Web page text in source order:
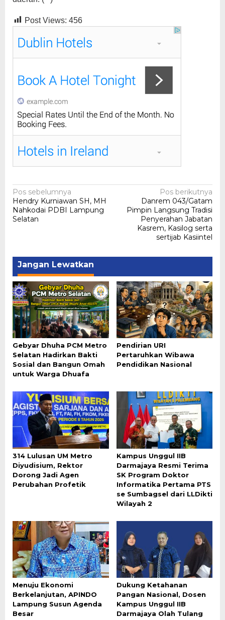
Post Views: 456
Navigasi
pos
Pos sebelumnya
Hendry Kurniawan SH, MH
Nahkodai PDBI Lampung
Selatan
Pos berikutnya
Danrem 043/Gatam
Pimpin Langsung Tradisi
Penyerahan Jabatan
Kasrem, Kasilog serta
sertijab Kasiintel
Jangan Lewatkan
Gebyar Dhuha PCM Metro
Selatan Hadirkan Bakti
Sosial dan Bangun Omah
untuk Warga Dhuafa
Pendirian URI
Pertaruhkan Wibawa
Pendidikan Nasional
314 Lulusan UM Metro
Diyudisium, Rektor
Dorong Jadi Agen
Perubahan Profetik
Kampus Unggul IIB
Darmajaya Resmi Terima
SK Program Doktor
Informatika Pertama PTS
se Sumbagsel dari LLDikti
Wilayah 2
Menuju Ekonomi
Berkelanjutan, APINDO
Lampung Susun Agenda
Besar
Dukung Ketahanan
Pangan Nasional, Dosen
Kampus Unggul IIB
Darmajaya Olah Tulang